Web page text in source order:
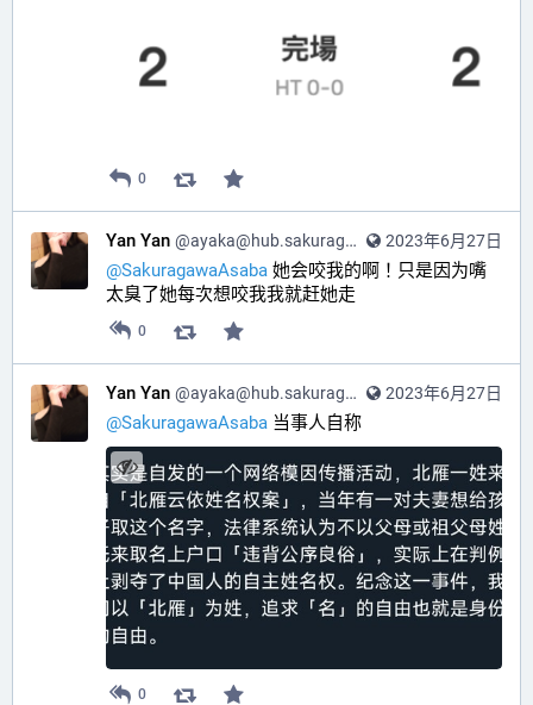
0
2023年6月27日
Yan Yan @ayaka@hub.sakuragawa.moe
@SakuragawaAsaba 她会咬我的啊！只是因为嘴
太臭了她每次想咬我我就赶她走
0
2023年6月27日
Yan Yan @ayaka@hub.sakuragawa.moe
@SakuragawaAsaba 当事人自称
0